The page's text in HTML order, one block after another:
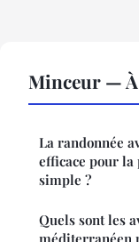
Minceur —
La randonnée
efficace pour la
simple ?
Quels sont les